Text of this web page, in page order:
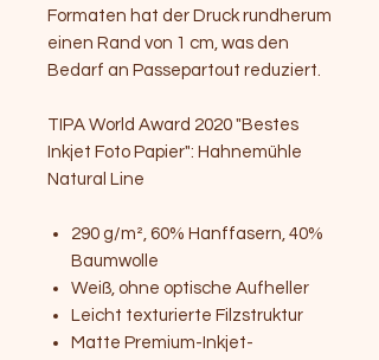
Formaten hat der Druck rundherum
einen Rand von 1 cm, was den
Bedarf an Passepartout reduziert.
TIPA World Award 2020 "Bestes
Inkjet Foto Papier": Hahnemühle
Natural Line
290 g/m², 60% Hanffasern, 40%
Baumwolle
Weiß, ohne optische Aufheller
Leicht texturierte Filzstruktur
Matte Premium-Inkjet-